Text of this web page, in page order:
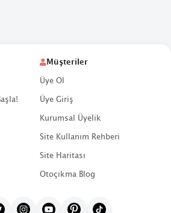
Müşteriler
Üye Ol
Üye Giriş
Kurumsal Üyelik
Site Kullanım Rehberi
Site Haritası
Otoçıkma Blog